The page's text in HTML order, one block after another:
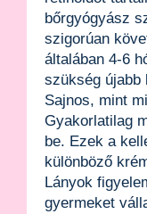
bőrgyógyász
szigorúan
általában 4-6
szükség újabb
Sajnos, mint
Gyakorlatilag
be. Ezek a
különböző
Lányok
gyermeket